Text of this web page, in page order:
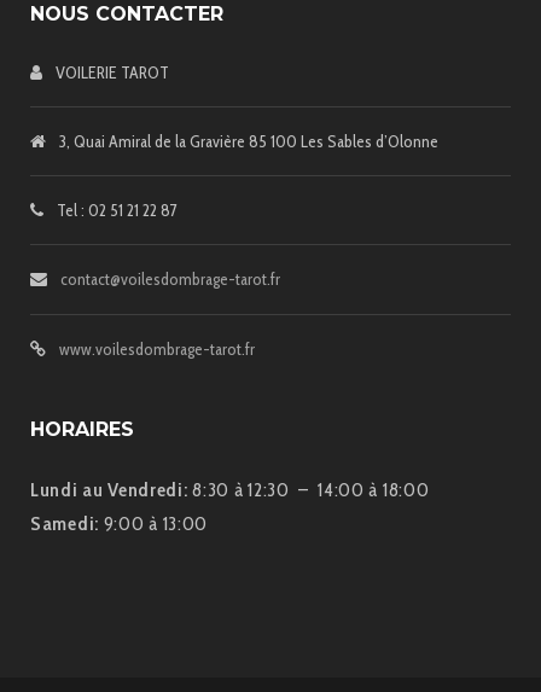
NOUS CONTACTER
VOILERIE TAROT
3, Quai Amiral de la Gravière 85 100 Les Sables d’Olonne
Tel : 02 51 21 22 87
contact@voilesdombrage-tarot.fr
www.voilesdombrage-tarot.fr
HORAIRES
Lundi au Vendredi:8:30 à 12:30 – 14:00 à 18:00
Samedi: 9:00 à 13:00